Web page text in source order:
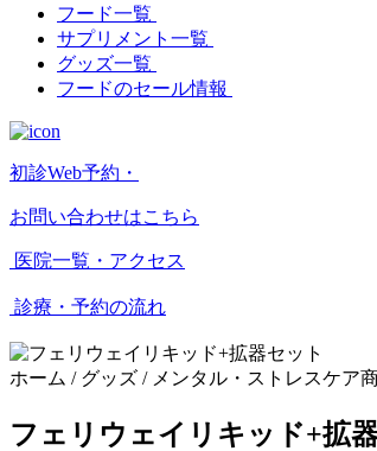
フード一覧
サプリメント一覧
グッズ一覧
フードのセール情報
初診Web予約・
お問い合わせはこちら
医院一覧・アクセス
診療・予約の流れ
ホーム / グッズ / メンタル・ストレスケア
フェリウェイリキッド+拡